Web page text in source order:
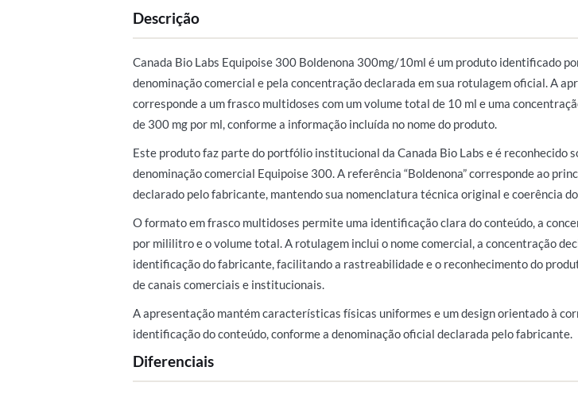
Descrição
Canada Bio Labs Equipoise 300 Boldenona 300mg/10ml é um produto identificado
denominação comercial e pela concentração declarada em sua rotulagem oficial. A
corresponde a um frasco multidoses com um volume total de 10 ml e uma
de 300 mg por ml, conforme a informação incluída no nome do produto.
Este produto faz parte do portfólio institucional da Canada Bio Labs e é reconhecido
denominação comercial Equipoise 300. A referência “Boldenona” corresponde ao
declarado pelo fabricante, mantendo sua nomenclatura técnica original e coerência
O formato em frasco multidoses permite uma identificação clara do conteúdo, a
por mililitro e o volume total. A rotulagem inclui o nome comercial, a concentração
identificação do fabricante, facilitando a rastreabilidade e o reconhecimento do
de canais comerciais e institucionais.
A apresentação mantém características físicas uniformes e um design orientado à
identificação do conteúdo, conforme a denominação oficial declarada pelo fabricante.
Diferenciais